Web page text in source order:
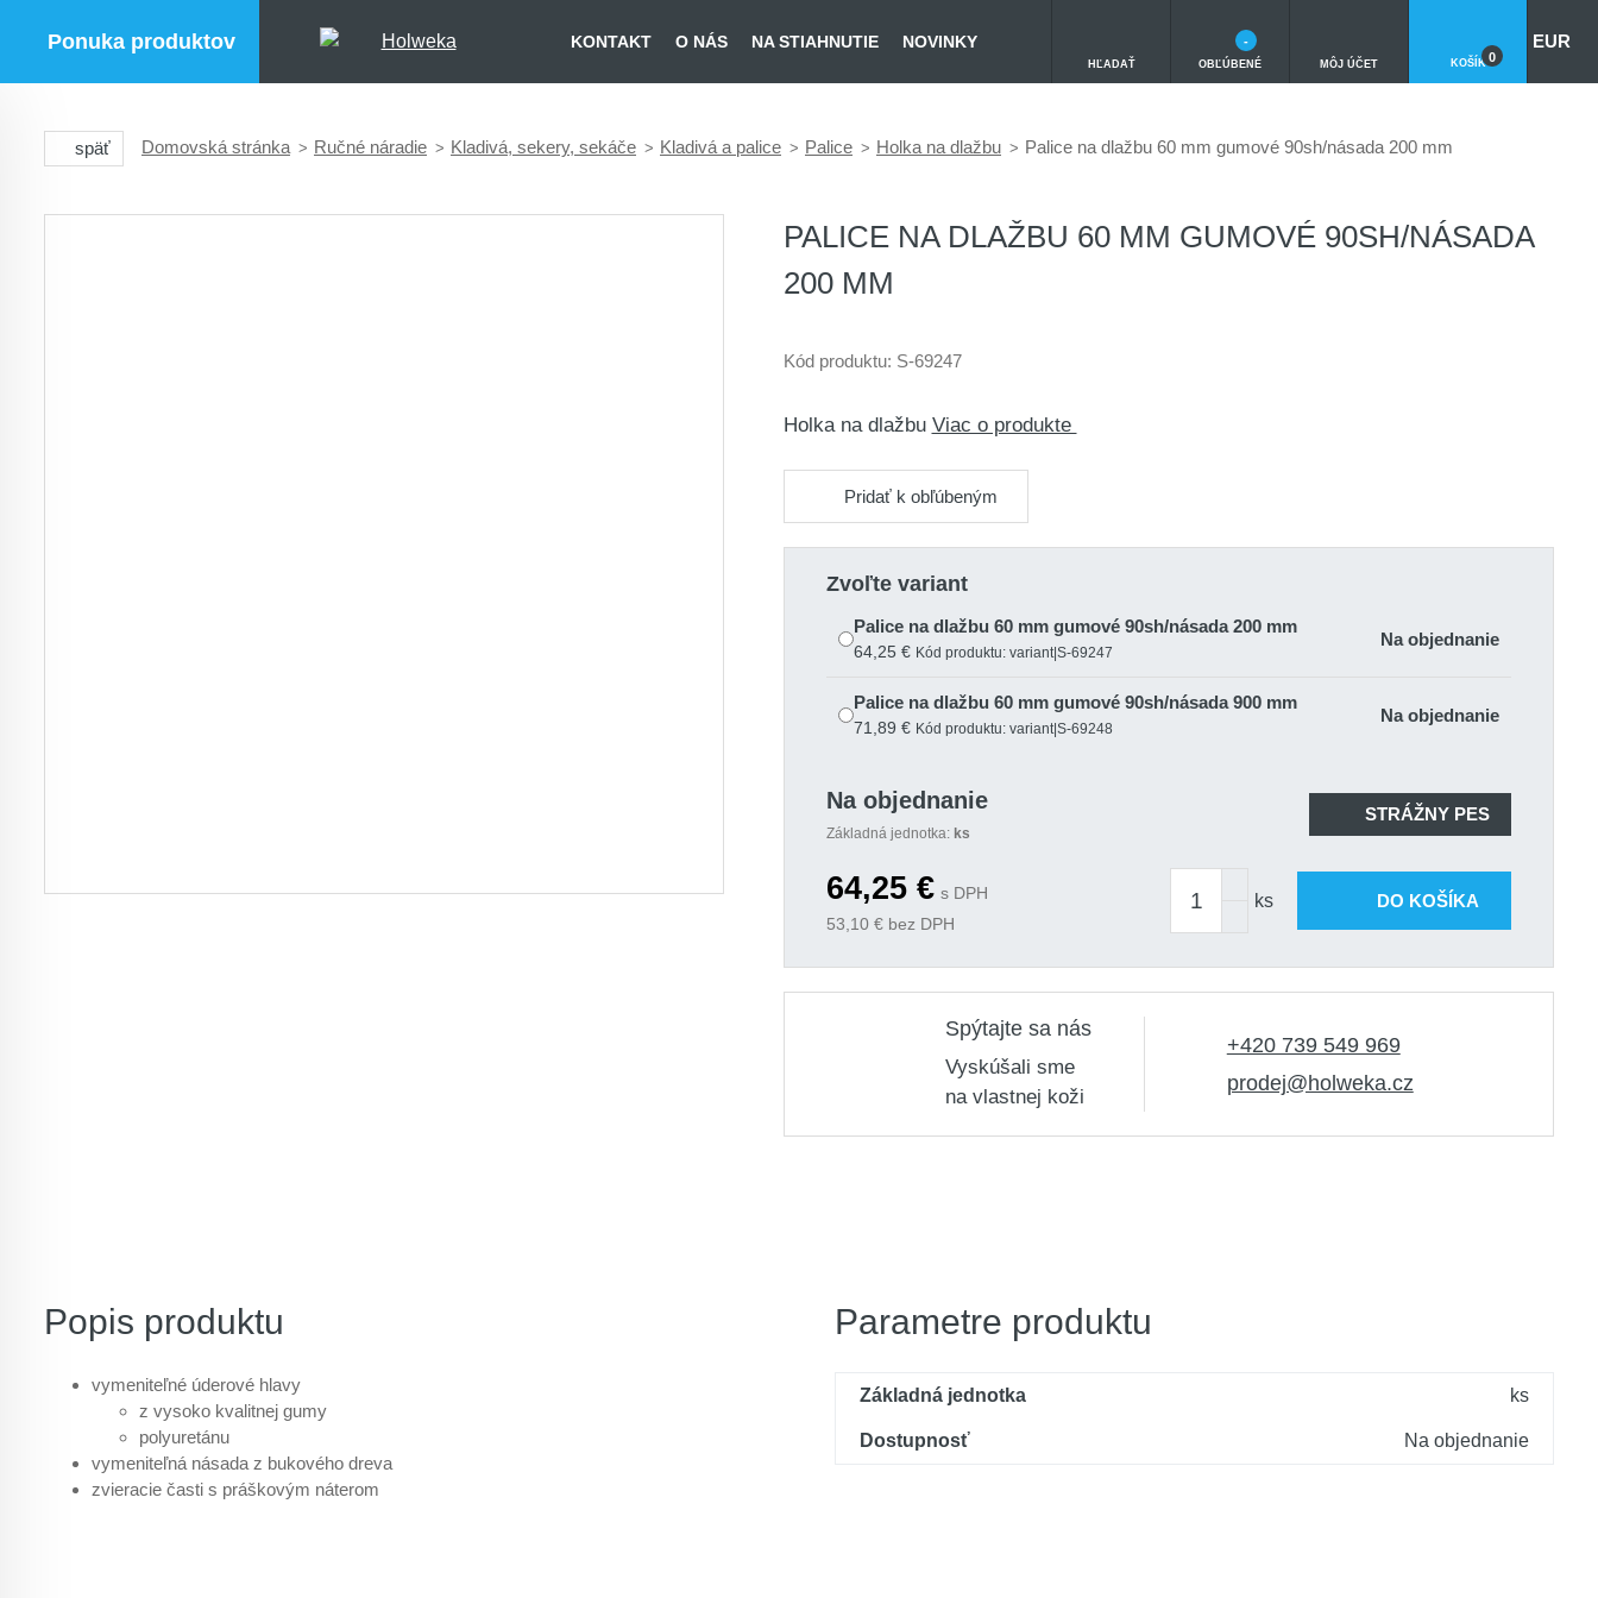
Ponuka produktov KONTAKT O NÁS NA STIAHNUTIE NOVINKY
HĽADAŤ OBĽÚBENÉ
-
MÔJ ÚČET KOŠÍK 0
EUR
späť Domovská stránka Ručné náradie Kladivá, sekery, sekáče Kladivá a palice Palice Holka na dlažbu Palice na dlažbu 60 mm gumové 90sh/násada 200 mm
PALICE NA DLAŽBU 60 MM GUMOVÉ 90SH/NÁSADA
200 MM
Kód produktu: S-69247
Holka na dlažbu Viac o produkte
Pridať k obľúbeným
Zvoľte variant
Palice na dlažbu 60 mm gumové 90sh/násada 200 mm
64,25 € Kód produktu: variant|S-69247
Na objednanie
Palice na dlažbu 60 mm gumové 90sh/násada 900 mm
71,89 € Kód produktu: variant|S-69248
Na objednanie
Na objednanie
Základná jednotka: ks
STRÁŽNY PES
64,25€ s DPH
53,10€ bez DPH
ks DO KOŠÍKA
Spýtajte sa nás
Vyskúšali sme
na vlastnej koži
+420 739 549 969
prodej@holweka.cz
Popis produktu
vymeniteľné úderové hlavy
z vysoko kvalitnej gumy
polyuretánu
vymeniteľná násada z bukového dreva
zvieracie časti s práškovým náterom
Parametre produktu
Základná jednotka ks
Dostupnosť Na objednanie